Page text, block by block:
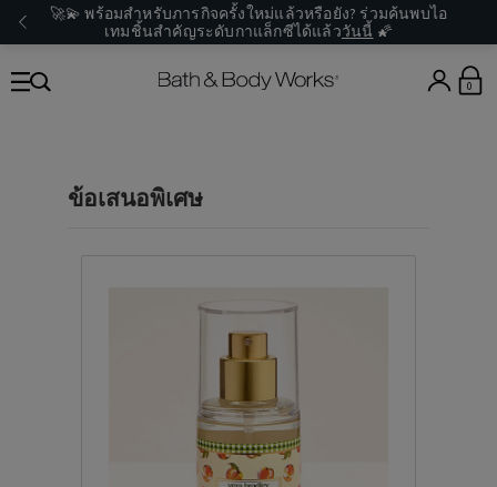
🚀💫 พร้อมสำหรับภารกิจครั้งใหม่แล้วหรือยัง? ร่วมค้นพบไอ
เทมชิ้นสำคัญระดับกาแล็กซีได้แล้ววันนี้ 🌠
0
ข้อเสนอพิเศษ